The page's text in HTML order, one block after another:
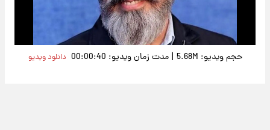
Video
حجم ویدیو: 5.68M |مدت زمان ویدیو: 00:00:40 دانلود ویدیو